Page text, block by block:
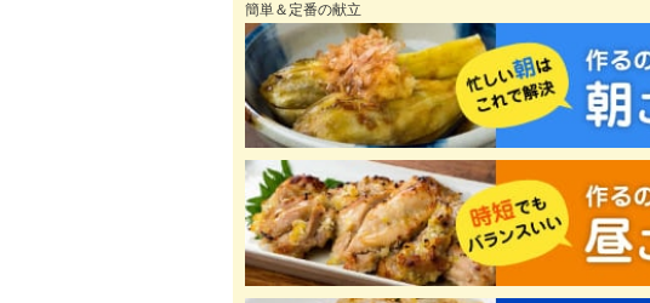
簡単＆定番の献立